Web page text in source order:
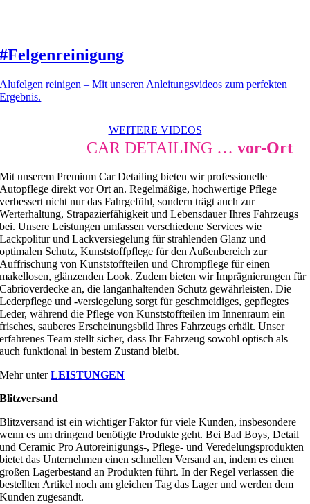
#Felgenreinigung
Alufelgen reinigen – Mit unseren Anleitungsvideos zum perfekten
Ergebnis.
WEITERE VIDEOS
CAR DETAILING … vor-Ort
Mit unserem Premium Car Detailing bieten wir professionelle
Autopflege direkt vor Ort an. Regelmäßige, hochwertige Pflege
verbessert nicht nur das Fahrgefühl, sondern trägt auch zur
Werterhaltung, Strapazierfähigkeit und Lebensdauer Ihres Fahrzeugs
bei. Unsere Leistungen umfassen verschiedene Services wie
Lackpolitur und Lackversiegelung für strahlenden Glanz und
optimalen Schutz, Kunststoffpflege für den Außenbereich zur
Auffrischung von Kunststoffteilen und Chrompflege für einen
makellosen, glänzenden Look. Zudem bieten wir Imprägnierungen für
Cabrioverdecke an, die langanhaltenden Schutz gewährleisten. Die
Lederpflege und -versiegelung sorgt für geschmeidiges, gepflegtes
Leder, während die Pflege von Kunststoffteilen im Innenraum ein
frisches, sauberes Erscheinungsbild Ihres Fahrzeugs erhält. Unser
erfahrenes Team stellt sicher, dass Ihr Fahrzeug sowohl optisch als
auch funktional in bestem Zustand bleibt.
Mehr unterLEISTUNGEN
Blitzversand
Blitzversand ist ein wichtiger Faktor für viele Kunden, insbesondere
wenn es um dringend benötigte Produkte geht. Bei Bad Boys, Detail
und Ceramic Pro Autoreinigungs-, Pflege- und Veredelungsprodukten
bietet das Unternehmen einen schnellen Versand an, indem es einen
großen Lagerbestand an Produkten führt. In der Regel verlassen die
bestellten Artikel noch am gleichen Tag das Lager und werden dem
Kunden zugesandt.